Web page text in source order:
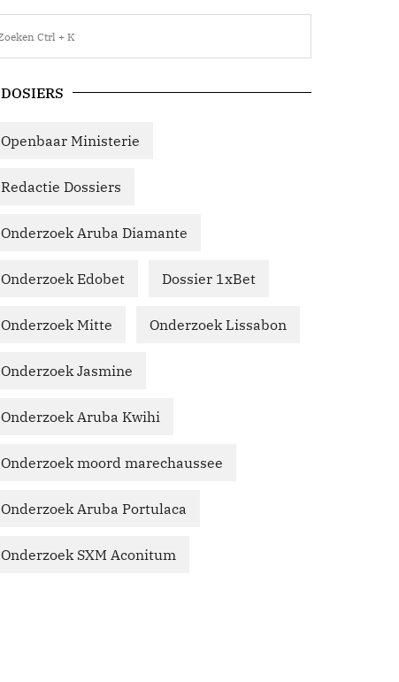
DOSIERS
Openbaar Ministerie
Redactie Dossiers
Onderzoek Aruba Diamante
Onderzoek Edobet Dossier 1xBet
Onderzoek Mitte Onderzoek Lissabon
Onderzoek Jasmine
Onderzoek Aruba Kwihi
Onderzoek moord marechaussee
Onderzoek Aruba Portulaca
Onderzoek SXM Aconitum